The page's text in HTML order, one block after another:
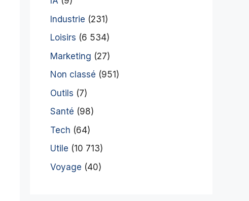
Industrie (231)
Loisirs (6 534)
Marketing (27)
Non classé (951)
Outils (7)
Santé (98)
Tech (64)
Utile (10 713)
Voyage (40)